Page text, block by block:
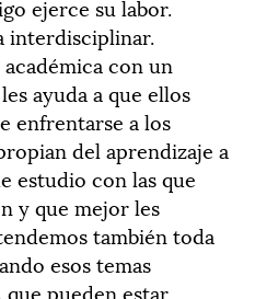
ejerce su labor.
interdisciplinar.
con un
ayuda a que ellos
enfrentarse a los
del aprendizaje a
estudio con las que
y que mejor les
también toda
esos temas
pueden estar